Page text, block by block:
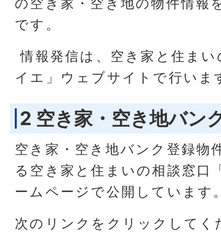
です。
情報発信は、空き家と住ま
イエ」ウェブサイトで行いま
2 空き家・空き地バン
空き家・空き地バンク登録物
る空き家と住まいの相談窓口
ームページで公開しています
次のリンクをクリックしてく